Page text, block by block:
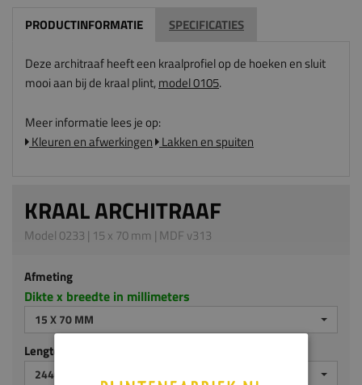
PRODUCTINFORMATIE SPECIFICATIES
Deze architraaf heeft een kraalprofiel op de hoeken en sluit
mooi aan bij de kraal plint,model 0105.
Meer informatie lees je op:
Kleuren en afwerkingen Lakken en spuiten
KRAAL ARCHITRAAF
Model 0233 | 15 x 70 mm | MDF v313
Afmeting
Dikte x breedte in millimeters
15 X 70 MM
Lengte (mm)
2440 MM